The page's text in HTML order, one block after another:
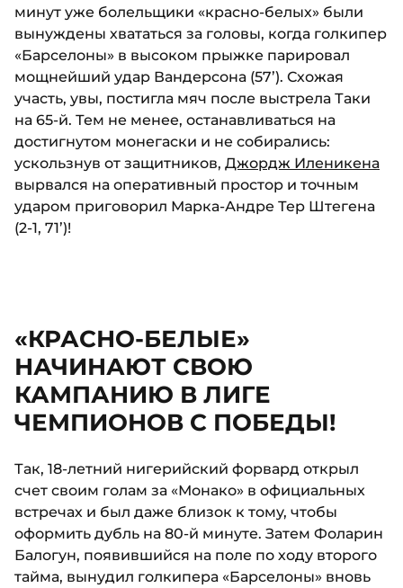
минут уже болельщики «красно-белых» были
вынуждены хвататься за головы, когда голкипер
«Барселоны» в высоком прыжке парировал
мощнейший удар Вандерсона (57’). Схожая
участь, увы, постигла мяч после выстрела Таки
на 65-й. Тем не менее, останавливаться на
достигнутом монегаски и не собирались:
ускользнув от защитников, Джордж Иленикена
вырвался на оперативный простор и точным
ударом приговорил Марка-Андре Тер Штегена
(2-1, 71’)!
«КРАСНО-БЕЛЫЕ»
НАЧИНАЮТ СВОЮ
КАМПАНИЮ В ЛИГЕ
ЧЕМПИОНОВ С ПОБЕДЫ!
Так, 18-летний нигерийский форвард открыл
счет своим голам за «Монако» в официальных
встречах и был даже близок к тому, чтобы
оформить дубль на 80-й минуте. Затем Фоларин
Балогун, появившийся на поле по ходу второго
тайма, вынудил голкипера «Барселоны» вновь